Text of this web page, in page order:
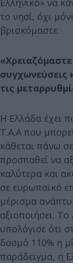
το νησί, όχι
βρισκόμαστε.
συγχωνεύσεις
τις
Η Ελλάδα έχει
Τ.Α.Α που
κάθεται πάνω
προσπαθεί να
καλύτερα και
σε ευρωπαϊκό
μέρισμα
αξιοποιήσει.
υπολόγισε ότι
δασμό 110% η
παράδειγμα, η